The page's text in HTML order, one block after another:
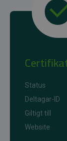
Status
Deltagar-ID
Giltigt till
Website